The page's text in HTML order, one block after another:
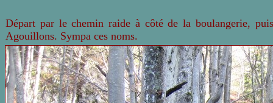
Départ par le chemin raide à côté de la boulangerie,
Agouillons. Sympa ces noms.